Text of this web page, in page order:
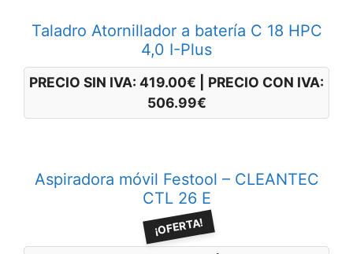
Taladro Atornillador a batería C 18 HPC
4,0 I-Plus
PRECIO SIN IVA: 419.00€
PRECIO CON IVA:
506.99€
Aspiradora móvil Festool – CLEANTEC
CTL 26 E
¡OFERTA!